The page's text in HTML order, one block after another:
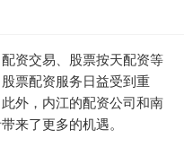
资交易、股票按天配资等
票配资服务日益受到重
外，内江的配资公司和南
来了更多的机遇。